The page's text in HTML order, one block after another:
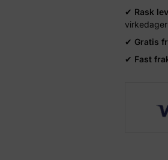
✔ Rask
virkedager
✔ Gratis
✔ Fast